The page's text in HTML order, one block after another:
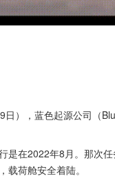
日），蓝色起源公司（
是在2022年8月。那次
载荷舱安全着陆。